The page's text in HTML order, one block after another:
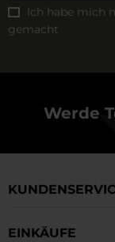
Ich habe mich
gemacht
Werde
EINKÄUFE